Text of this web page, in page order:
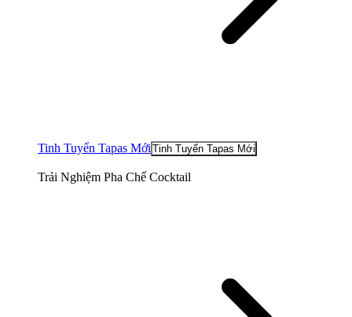
Tinh Tuyển Tapas Mới Tinh Tuyển Tapas Mới
Trải Nghiệm Pha Chế Cocktail